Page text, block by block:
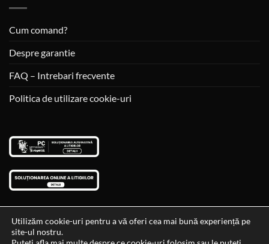
Cum comand?
Despre garantie
FAQ – Intrebari frecvente
Politica de utilizare cookie-uri
MasterCardCash
Utilizăm cookie-uri pentru a vă oferi cea mai bună experiență pe
site-ul nostru.